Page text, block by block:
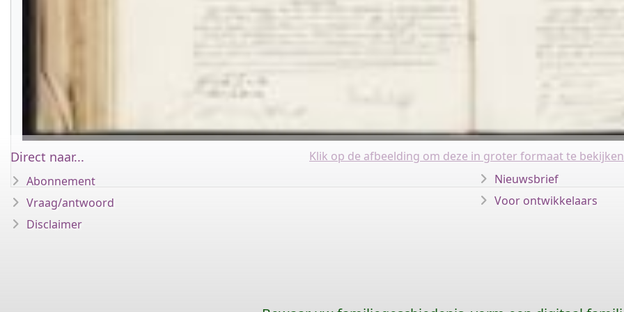
Klik op de afbeelding om deze in groter formaat te
Direct naar...
Abonnement
Vraag/antwoord
Disclaimer
Nieuwsbrief
Voor ontwikkelaars